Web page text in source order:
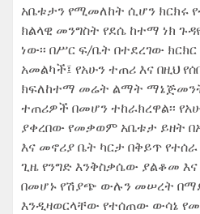
አቤቱታን የሚመለከት ሲሆን
ክልላዊ መንግስት የደሴ ከተማ ነክ
ነው፡፡ በሥር ፍ/ቤት በተደረገው
አመልካች፤ የአሁን ተጠሪ እና በዚህ
ክፍለከተማ መሬት ልማት
ተጠሪዎች በመሆን ተከራክረዋል፡፡
ያቀረበው የመቃወም አቤቱታ ይዘት
እና መኖሪያ ቤት ካርታ በቅይጥ
ጊዜ የንግድ እንቅስቃሴው ያልቆመ
በመሆኑ የሽያጭ ውሉን መሠረት
እንዲዛወርላቸው የተሰጠው ውሳኔ